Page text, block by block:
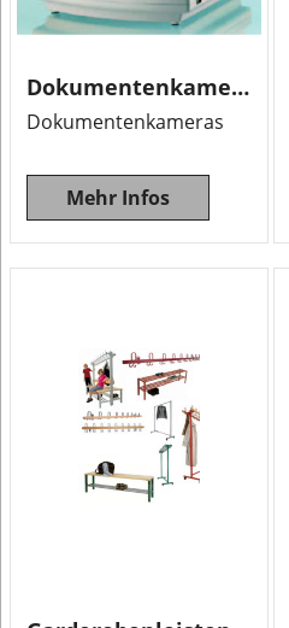
Dokumentenkameras
Dokumentenkameras
Mehr Infos